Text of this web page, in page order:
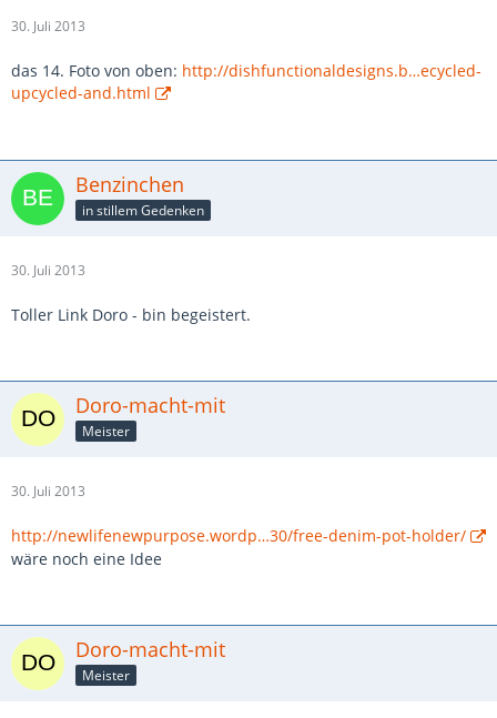
30. Juli 2013
das 14. Foto von oben: http://dishfunctionaldesigns.b…ecycled-
upcycled-and.html
Benzinchen
in stillem Gedenken
30. Juli 2013
Toller Link Doro - bin begeistert.
Doro-macht-mit
Meister
30. Juli 2013
http://newlifenewpurpose.wordp…30/free-denim-pot-holder/
wäre noch eine Idee
Doro-macht-mit
Meister